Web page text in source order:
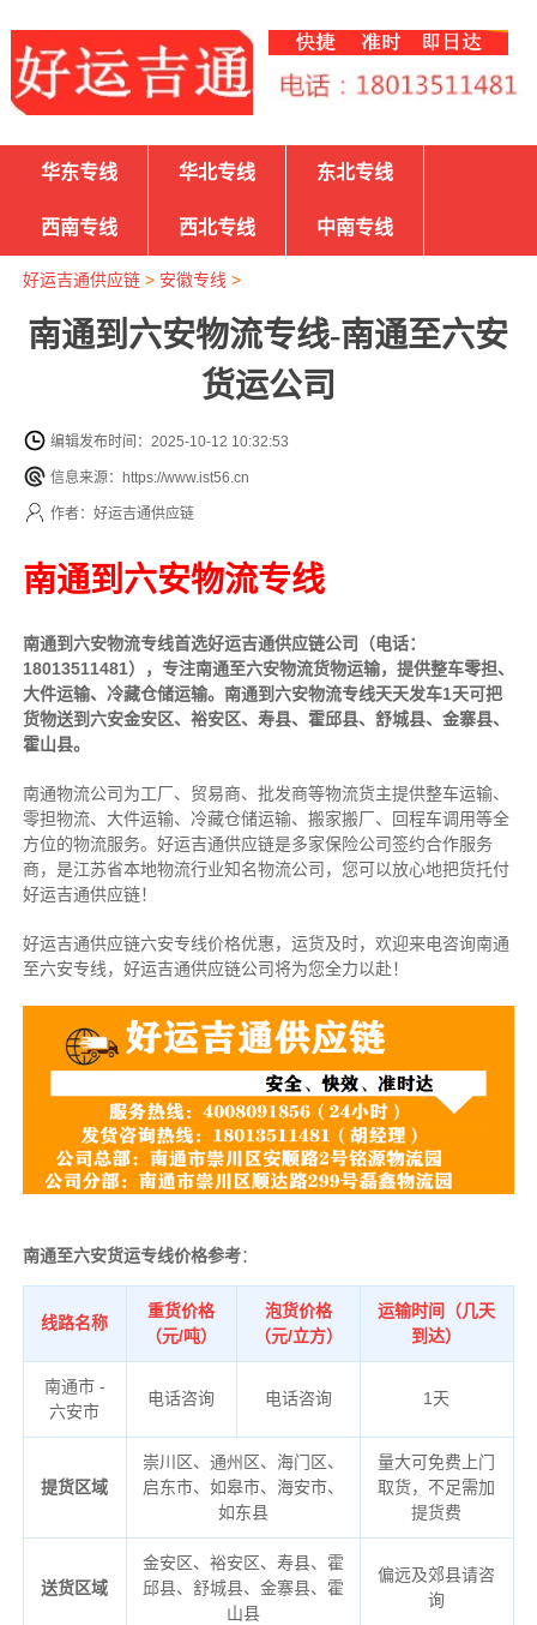
华东专线 华北专线 东北专线
西南专线 西北专线 中南专线
好运吉通供应链> 安徽专线 >
南通到六安物流专线-南通至六安
货运公司
编辑发布时间：2025-10-12 10:32:53
信息来源：https://www.ist56.cn
作者：好运吉通供应链
南通到六安物流专线
南通到六安物流专线首选好运吉通供应链公司（电话：
18013511481），专注南通至六安物流货物运输，提供整车零担、
大件运输、冷藏仓储运输。南通到六安物流专线天天发车1天可把
货物送到六安金安区、裕安区、寿县、霍邱县、舒城县、金寨县、
霍山县。
南通物流公司为工厂、贸易商、批发商等物流货主提供整车运输、
零担物流、大件运输、冷藏仓储运输、搬家搬厂、回程车调用等全
方位的物流服务。好运吉通供应链是多家保险公司签约合作服务
商，是江苏省本地物流行业知名物流公司，您可以放心地把货托付
好运吉通供应链！
好运吉通供应链六安专线价格优惠，运货及时，欢迎来电咨询南通
至六安专线，好运吉通供应链公司将为您全力以赴！
南通至六安货运专线价格参考：
线路名称
重货价格
（元/吨）
泡货价格
（元/立方）
运输时间（几天
到达）
南通市 -
六安市
电话咨询 电话咨询 1天
提货区域
崇川区、通州区、海门区、
启东市、如皋市、海安市、
如东县
量大可免费上门
取货，不足需加
提货费
送货区域
金安区、裕安区、寿县、霍
邱县、舒城县、金寨县、霍
山县
偏远及郊县请咨
询